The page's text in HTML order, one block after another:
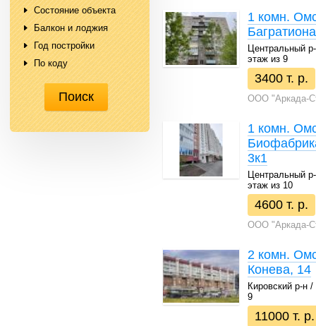
Состояние объекта
Балкон и лоджия
Год постройки
По коду
1 комн.
Центральный
этаж из 9
3400 т. р.
ООО "Аркада-
1 комн.
3к1
Центральный
этаж из 10
4600 т. р.
ООО "Аркада-
2 комн.
Конева, 14
Кировский р-н
9
11000 т. р.